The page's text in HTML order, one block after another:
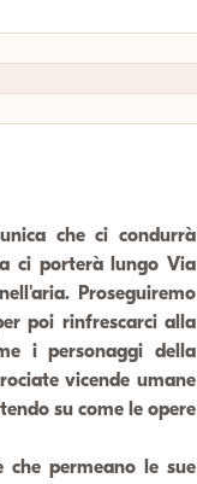
che ci condurrà
ci porterà lungo Via
Proseguiremo
poi rinfrescarci alla
i personaggi della
vicende umane
su come le opere
permeano le sue